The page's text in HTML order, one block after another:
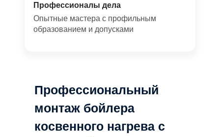
Профессионалы дела
Опытные мастера с профильным
образованием и допусками
Профессиональный
монтаж бойлера
косвенного нагрева с